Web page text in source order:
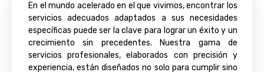
En el mundo acelerado en el que vivimos, encontrar los
servicios adecuados adaptados a sus necesidades
específicas puede ser la clave para lograr un éxito y un
crecimiento sin precedentes. Nuestra gama de
servicios profesionales, elaborados con precisión y
experiencia, están diseñados no solo para cumplir sino